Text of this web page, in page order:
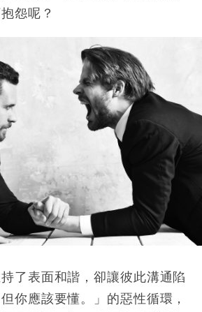
怨呢？
了表面和諧，卻讓彼此溝通陷
你應該要懂。」的惡性循環，